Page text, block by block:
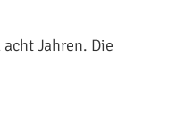
Jahren. Die